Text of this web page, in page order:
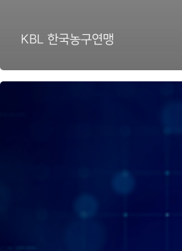
KBL 한국농구연맹